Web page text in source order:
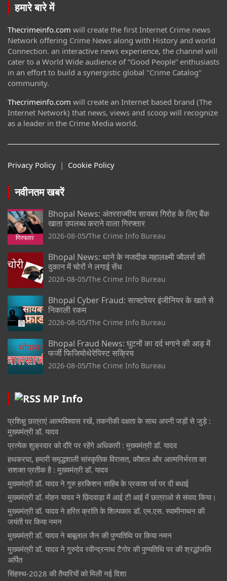
हमारे बारे में
Thecrimeinfo.com will create the first Internet Crime news
Network offering Crime News along with History and world
Connection. an interactive news experience, the channel will
cater to a World Wide audience of “Good People” enthusiasts
in an effort to build a synergistic global "Crime Catalog"
community.
Thecrimeinfo.com will create an Internet based brand (The
Internet Network) that news, views and scoop will recognize
as a leader in the Crime Media world.
Privacy Policy | Cookie Policy
नवीनतम खबरें
Bhopal News: अंतरराज्यीय सायबर गिरोह के लिए बैंक
खाता उपलब्ध कराने वाला गिरफ्तार
2026-08-05 The Crime Info Bureau
Bhopal News: थाने के नजदीक महालक्ष्मी ज्वैलर्स की
दुकान में चोरों ने लगाई सेंध
2026-08-05 The Crime Info Bureau
Bhopal Cyber Fraud: साफ्टवेयर इंजीनियर के खाते से
निकाली रकम
2026-08-05 The Crime Info Bureau
Bhopal Fraud News: घुटनों का दर्द भगाने की आड़ में
फर्जी फिजियोथेरेपिस्ट सक्रिय
2026-08-05 The Crime Info Bureau
MP Info
प्रशिक्षु छात्राएं आत्मविश्वास रखें, तकनीकी दक्षता के साथ अपनी जड़ों से जुड़े :
मुख्यमंत्री डॉ. यादव
प्रत्येक शुक्रवार को दौरे पर रहेंगे अधिकारी : मुख्यमंत्री डॉ. यादव
हथकरघा, हमारी समृद्धशाली सांस्कृतिक विरासत, कौशल और आत्मनिर्भरता का
सशक्त प्रतीक है : मुख्यमंत्री डॉ. यादव
मुख्यमंत्री डॉ. यादव ने गुरु हरकिशन साहिब के प्रकाश पर्व पर दी बधाई
मुख्यमंत्री डॉ. मोहन यादव ने छिंदवाड़ा में आई टी आई में छात्राओ से संवाद किया।
मुख्यमंत्री डॉ. यादव ने हरित क्रांति के शिल्पकार डॉ. एम.एस. स्वामीनाथन की
जयंती पर किया नमन
मुख्यमंत्री डॉ. यादव ने बाबूलाल जैन की पुण्यतिथि पर किया नमन
मुख्यमंत्री डॉ. यादव ने गुरुदेव रवीन्द्रनाथ टैगोर की पुण्यतिथि पर की श्रद्धांजलि
अर्पित
सिंहस्थ-2028 की तैयारियों को मिली नई दिशा